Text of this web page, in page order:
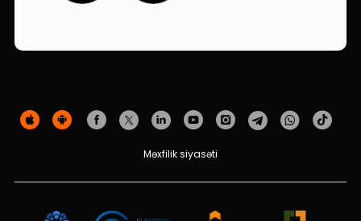
Məxfilik siyasəti